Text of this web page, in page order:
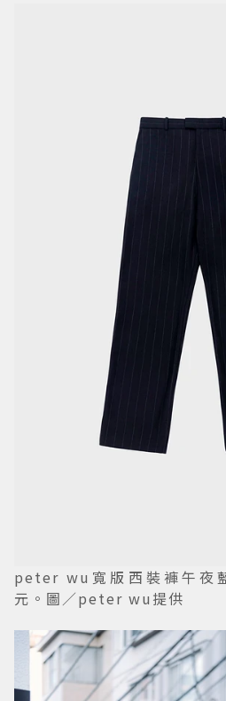
peter wu寬版西裝褲午夜
元。圖／peter wu提供